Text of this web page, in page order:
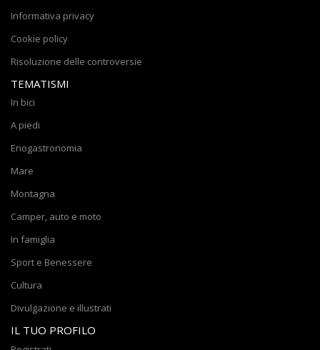
Informativa privacy
Cookie policy
Risoluzione delle controversie
TEMATISMI
In bici
A piedi
Enogastronomia
Mare
Montagna
Camper, auto e moto
In famiglia
Sport e Benessere
Cultura
Divulgazione e illustrati
IL TUO PROFILO